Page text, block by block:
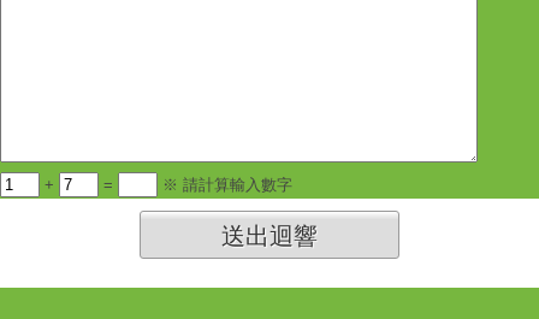
+ = ※ 請計算輸入數字
送出迴響